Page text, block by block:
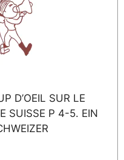
D’OEIL SUR LE
SUISSE P 4-5. EIN